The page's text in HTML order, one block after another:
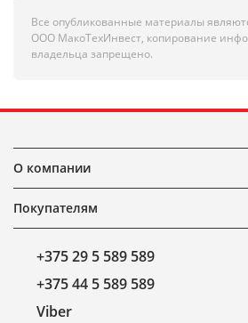
Все опубликованные материалы
ООО МакоТехИнвест, копирование
владельца запрещено.
О компании
Покупателям
+375 29 5 589 589
+375 44 5 589 589
Viber